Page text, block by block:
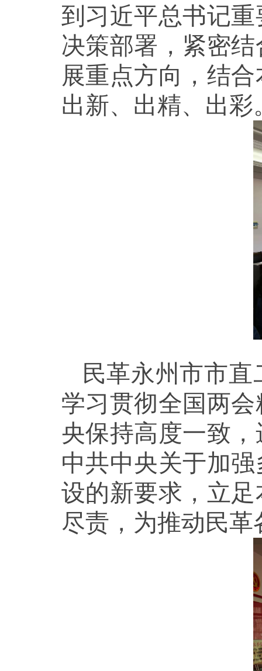
到习近平总书记
决策部署， 紧密
展重点方向，结
出新、出精、出彩
民革永州市市
学习贯彻全国两
央保持高度一致
中共中央关于加
设的新要求，立
尽责，为推动民